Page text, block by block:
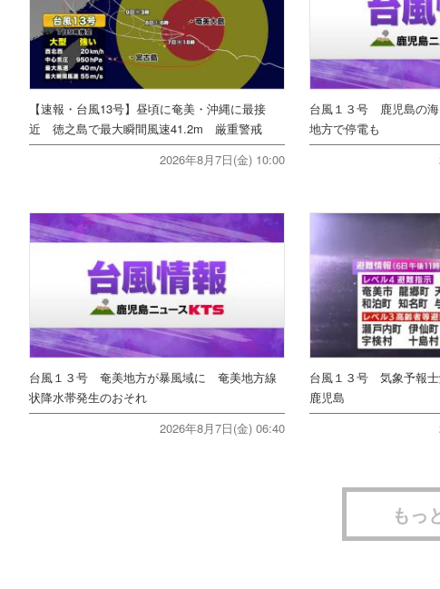
【速報・台風13号】昼頃に奄美・沖縄に最接
近 徳之島で最大瞬間風速41.2m 厳重警戒
2026年8月7日(金) 10:00
台風１３号 鹿児島の
地方で停電も
台風１３号 奄美地方が暴風域に 奄美地方線
状降水帯発生のおそれ
2026年8月7日(金) 06:40
台風１３号 気象予報
鹿児島
もっ